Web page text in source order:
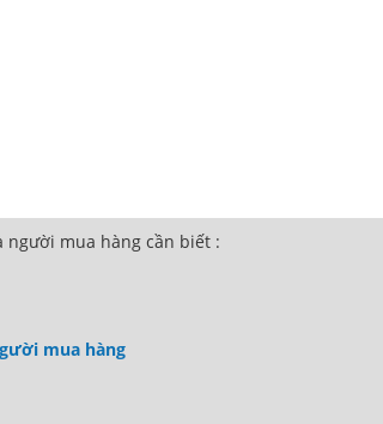
mua hàng cần biết :
mua hàng